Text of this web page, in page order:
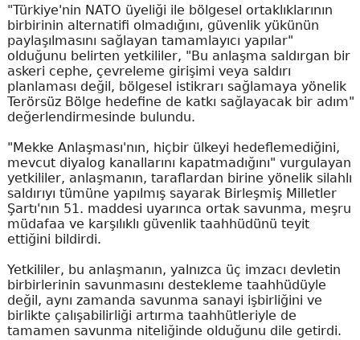
"Türkiye'nin NATO üyeliği ile bölgesel ortaklıklarının
birbirinin alternatifi olmadığını, güvenlik yükünün
paylaşılmasını sağlayan tamamlayıcı yapılar"
olduğunu belirten yetkililer, "Bu anlaşma saldırgan bir
askeri cephe, çevreleme girişimi veya saldırı
planlaması değil, bölgesel istikrarı sağlamaya yönelik
Terörsüz Bölge hedefine de katkı sağlayacak bir adım"
değerlendirmesinde bulundu.
"Mekke Anlaşması'nın, hiçbir ülkeyi hedeflemediğini,
mevcut diyalog kanallarını kapatmadığını" vurgulayan
yetkililer, anlaşmanın, taraflardan birine yönelik silahlı
saldırıyı tümüne yapılmış sayarak Birleşmiş Milletler
Şartı'nın 51. maddesi uyarınca ortak savunma, meşru
müdafaa ve karşılıklı güvenlik taahhüdünü teyit
ettiğini bildirdi.
Yetkililer, bu anlaşmanın, yalnızca üç imzacı devletin
birbirlerinin savunmasını destekleme taahhüdüyle
değil, aynı zamanda savunma sanayi işbirliğini ve
birlikte çalışabilirliği artırma taahhütleriyle de
tamamen savunma niteliğinde olduğunu dile getirdi.